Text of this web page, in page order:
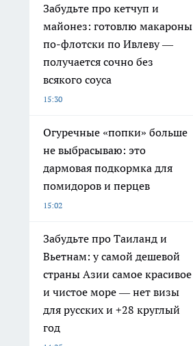
Забудьте про кетчуп и
майонез: готовлю макароны
по-флотски по Ивлеву —
получается сочно без
всякого соуса
15:30
Огуречные «попки» больше
не выбрасываю: это
дармовая подкормка для
помидоров и перцев
15:02
Забудьте про Таиланд и
Вьетнам: у самой дешевой
страны Азии самое красивое
и чистое море — нет визы
для русских и +28 круглый
год